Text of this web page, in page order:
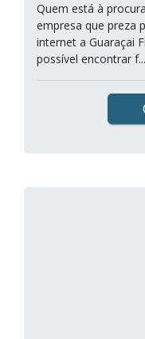
Quem está à
empresa que preza
internet a Guaraçai
possível encontrar f...